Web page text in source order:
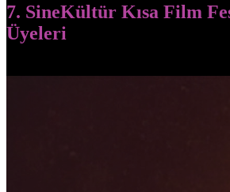
7. SineKültür Kısa Film
Üyeleri